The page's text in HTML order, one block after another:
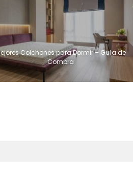
Colchones para Dormir – Guía de
Compra